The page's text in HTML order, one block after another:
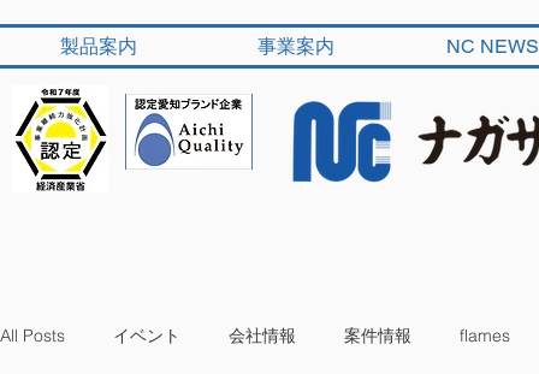
製品案内 事業案内 NC NEWS
All Posts イベント 会社情報 案件情報 flames